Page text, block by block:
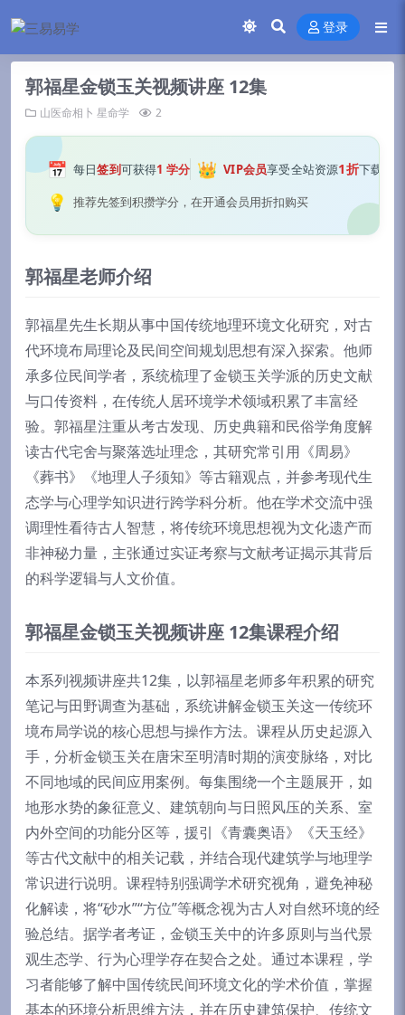
登录
郭福星金锁玉关视频讲座 12集
山医命相卜 星命学 2
📅 每日签到可获得1 学分 👑 VIP会员享受全站资源1折下载
💡 推荐先签到积攒学分，在开通会员用折扣购买
郭福星老师介绍
郭福星先生长期从事中国传统地理环境文化研究，对古
代环境布局理论及民间空间规划思想有深入探索。他师
承多位民间学者，系统梳理了金锁玉关学派的历史文献
与口传资料，在传统人居环境学术领域积累了丰富经
验。郭福星注重从考古发现、历史典籍和民俗学角度解
读古代宅舍与聚落选址理念，其研究常引用《周易》
《葬书》《地理人子须知》等古籍观点，并参考现代生
态学与心理学知识进行跨学科分析。他在学术交流中强
调理性看待古人智慧，将传统环境思想视为文化遗产而
非神秘力量，主张通过实证考察与文献考证揭示其背后
的科学逻辑与人文价值。
郭福星金锁玉关视频讲座 12集课程介绍
本系列视频讲座共12集，以郭福星老师多年积累的研究
笔记与田野调查为基础，系统讲解金锁玉关这一传统环
境布局学说的核心思想与操作方法。课程从历史起源入
手，分析金锁玉关在唐宋至明清时期的演变脉络，对比
不同地域的民间应用案例。每集围绕一个主题展开，如
地形水势的象征意义、建筑朝向与日照风压的关系、室
内外空间的功能分区等，援引《青囊奥语》《天玉经》
等古代文献中的相关记载，并结合现代建筑学与地理学
常识进行说明。课程特别强调学术研究视角，避免神秘
化解读，将“砂水”“方位”等概念视为古人对自然环境的经
验总结。据学者考证，金锁玉关中的许多原则与当代景
观生态学、行为心理学存在契合之处。通过本课程，学
习者能够了解中国传统民间环境文化的学术价值，掌握
基本的环境分析思维方法，并在历史建筑保护、传统文